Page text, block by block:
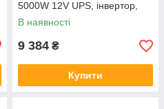
5000W 12V UPS, інвертор,
чиста синусоїда із
заряджанням
В наявності
9 384 ₴
Купити